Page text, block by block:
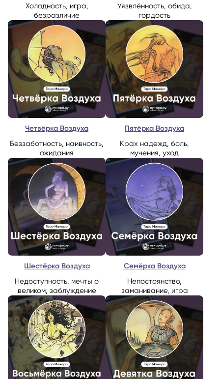
Холодность, игра,
безразличие
Уязвлённость, обида,
гордость
Четвёрка Воздуха
Беззаботность, наивность,
ожидания
Пятёрка Воздуха
Крах надежд, боль,
мучения, уход
Шестёрка Воздуха
Недоступность, мечты о
великом, заблуждение
Семёрка Воздуха
Непостоянство,
заманивание, игра